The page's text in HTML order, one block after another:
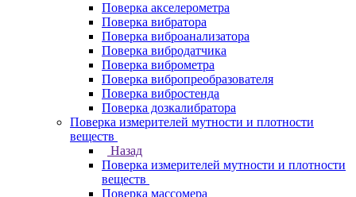
Поверка акселерометра
Поверка вибратора
Поверка виброанализатора
Поверка вибродатчика
Поверка виброметра
Поверка вибропреобразователя
Поверка вибростенда
Поверка дозкалибратора
Поверка измерителей мутности и плотности
веществ
Назад
Поверка измерителей мутности и плотности
веществ
Поверка массомера